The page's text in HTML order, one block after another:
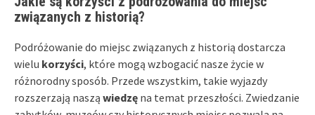
związanych z historią?
Podróżowanie do miejsc związanych z historią dostarcza
wielu korzyści, które mogą wzbogacić nasze życie w
różnorodny sposób. Przede wszystkim, takie wyjazdy
rozszerzają naszą wiedzę na temat przeszłości. Zwiedzanie